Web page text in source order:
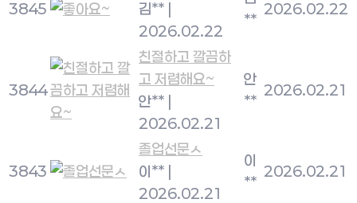
3845 김**
2026.02.22
**
2026.02.22
3844
친절하고 깔끔하
고 저렴해요~
안**
2026.02.21
안
**
2026.02.21
3843
졸업선문ㅅ
이**
2026.02.21
이
**
2026.02.21